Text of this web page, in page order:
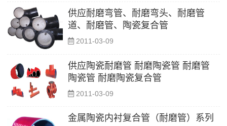
供应耐磨弯管、耐磨弯头、耐磨管
道、耐磨管、陶瓷复合管
2011-03-09
供应陶瓷耐磨管 耐磨陶瓷管 耐磨管
陶瓷管 耐磨陶瓷复合管
2011-03-09
金属陶瓷内衬复合管（耐磨管）系列